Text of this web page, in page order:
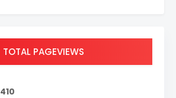
TOTAL PAGEVIEWS
410